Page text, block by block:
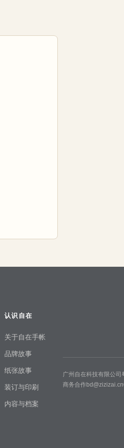
认识自在
关于自在手帐
品牌故事
纸张故事
装订与印刷
内容与档案
广州自在科技有限公司
商务合作bd@zizizai.cn